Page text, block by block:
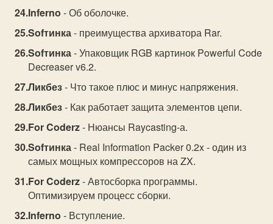
Inferno - Об оболочке.
Sofтинка- преимущества архиватора Rar.
Sofтинка- Упаковщик RGB картинок Powerful Code
Decreaser v6.2.
Ликбез- Что такое плюс и минус напряжения.
Ликбез- Как работает защита элементов цепи.
For Coderz- Нюансы Raycasting-а.
Sofтинка- Real Information Packer 0.2x - один из
самых мощных компрессоров на ZX.
For Coderz- Автосборка программы.
Оптимизируем процесс сборки.
Inferno - Вступление.